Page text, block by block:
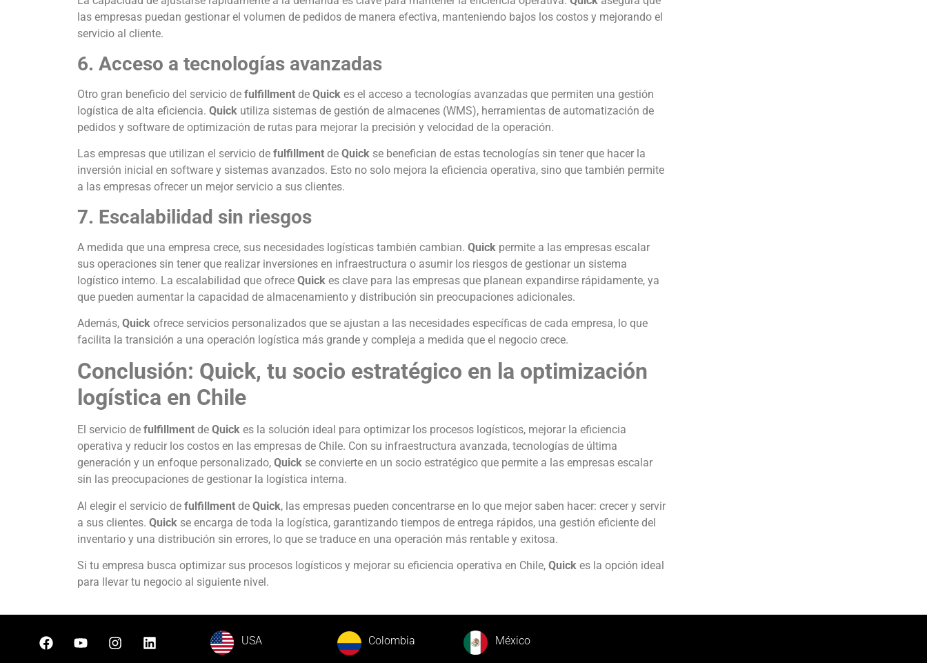
las empresas puedan gestionar el volumen de pedidos de manera efectiva, manteniendo bajos los costos y mejorando el
servicio al cliente.
6. Acceso a tecnologías avanzadas
Otro gran beneficio del servicio de fulfillment de Quick es el acceso a tecnologías avanzadas que permiten una gestión
logística de alta eficiencia. Quick utiliza sistemas de gestión de almacenes (WMS), herramientas de automatización de
pedidos y software de optimización de rutas para mejorar la precisión y velocidad de la operación.
Las empresas que utilizan el servicio de fulfillment de Quick se benefician de estas tecnologías sin tener que hacer la
inversión inicial en software y sistemas avanzados. Esto no solo mejora la eficiencia operativa, sino que también permite
a las empresas ofrecer un mejor servicio a sus clientes.
7. Escalabilidad sin riesgos
A medida que una empresa crece, sus necesidades logísticas también cambian. Quick permite a las empresas escalar
sus operaciones sin tener que realizar inversiones en infraestructura o asumir los riesgos de gestionar un sistema
logístico interno. La escalabilidad que ofrece Quick es clave para las empresas que planean expandirse rápidamente, ya
que pueden aumentar la capacidad de almacenamiento y distribución sin preocupaciones adicionales.
Además, Quick ofrece servicios personalizados que se ajustan a las necesidades específicas de cada empresa, lo que
facilita la transición a una operación logística más grande y compleja a medida que el negocio crece.
Conclusión: Quick, tu socio estratégico en la optimización
logística en Chile
El servicio de fulfillment de Quick es la solución ideal para optimizar los procesos logísticos, mejorar la eficiencia
operativa y reducir los costos en las empresas de Chile. Con su infraestructura avanzada, tecnologías de última
generación y un enfoque personalizado, Quick se convierte en un socio estratégico que permite a las empresas escalar
sin las preocupaciones de gestionar la logística interna.
Al elegir el servicio de fulfillment de Quick, las empresas pueden concentrarse en lo que mejor saben hacer: crecer y servir
a sus clientes. Quick se encarga de toda la logística, garantizando tiempos de entrega rápidos, una gestión eficiente del
inventario y una distribución sin errores, lo que se traduce en una operación más rentable y exitosa.
Si tu empresa busca optimizar sus procesos logísticos y mejorar su eficiencia operativa en Chile, Quick es la opción ideal
para llevar tu negocio al siguiente nivel.
USA Colombia México